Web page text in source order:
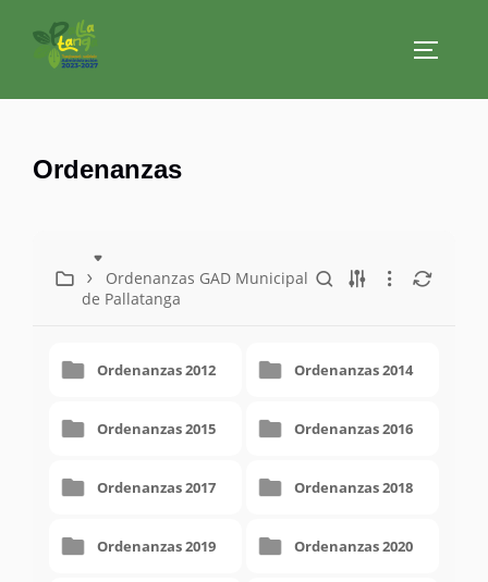
contenido
Ordenanzas
Ordenanzas GAD Municipal
de Pallatanga
Ordenanzas 2012 Ordenanzas 2014
Ordenanzas 2015 Ordenanzas 2016
Ordenanzas 2017 Ordenanzas 2018
Ordenanzas 2019 Ordenanzas 2020